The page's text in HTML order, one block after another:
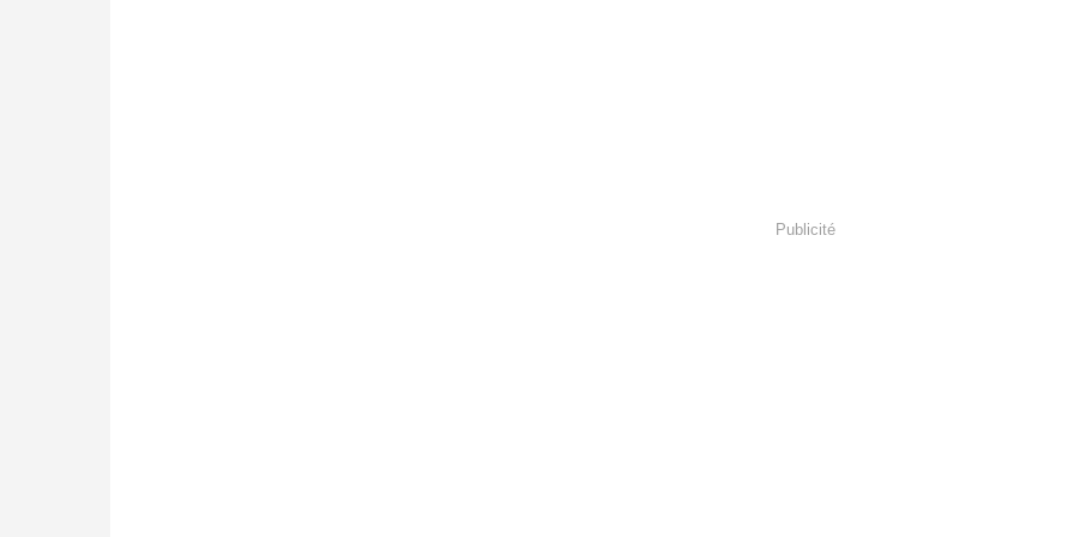
Publicité